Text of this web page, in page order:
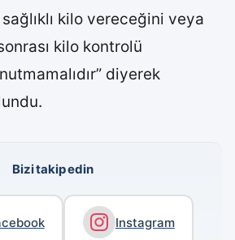
kilo vereceğini veya
kilo kontrolü
diyerek
Bizi takip edin
Instagram